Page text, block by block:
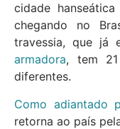
cidade
chegando no
travessia, que já
armadora, tem
diferentes.
Como adiantado
retorna ao país